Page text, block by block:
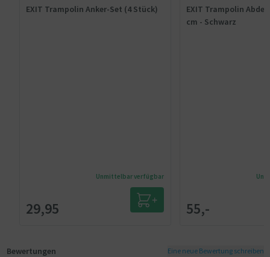
EXIT Trampolin Anker-Set (4 Stück)
29,95
Unmittelbar verfügbar
EXIT Trampolin
cm - Schwarz
55,-
Bewertungen Eine neue Bewertung schreiben